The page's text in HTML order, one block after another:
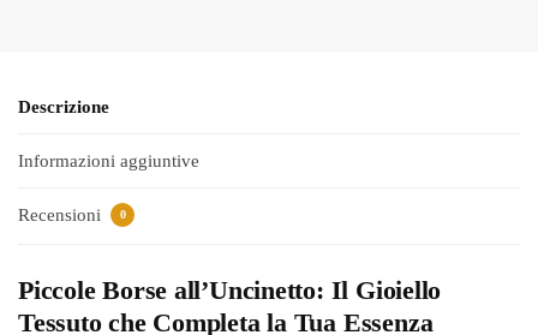
Descrizione
Informazioni aggiuntive
Recensioni 0
Piccole Borse all’Uncinetto: Il Gioiello
Tessuto che Completa la Tua Essenza